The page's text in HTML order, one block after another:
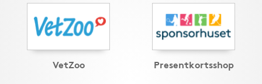
VetZoo Presentkortsshop